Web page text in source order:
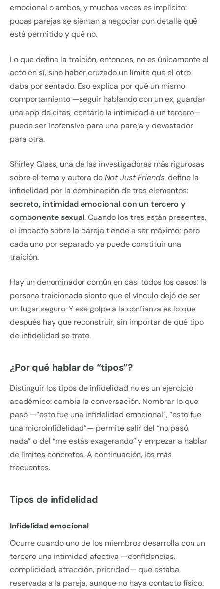
emocional o ambos, y muchas veces es implícito:
pocas parejas se sientan a negociar con detalle qué
está permitido y qué no.
Lo que define la traición, entonces, no es únicamente el
acto en sí, sino haber cruzado un límite que el otro
daba por sentado. Eso explica por qué un mismo
comportamiento —seguir hablando con un ex, guardar
una app de citas, contarle la intimidad a un tercero—
puede ser inofensivo para una pareja y devastador
para otra.
Shirley Glass, una de las investigadoras más rigurosas
sobre el tema y autora deNot Just Friends, define la
infidelidad por la combinación de tres elementos:
secreto, intimidad emocional con un tercero y
componente sexual. Cuando los tres están presentes,
el impacto sobre la pareja tiende a ser máximo; pero
cada uno por separado ya puede constituir una
traición.
Hay un denominador común en casi todos los casos: la
persona traicionada siente que el vínculo dejó de ser
un lugar seguro. Y ese golpe a la confianza es lo que
después hay que reconstruir, sin importar de qué tipo
de infidelidad se trate.
¿Por qué hablar de “tipos”?
Distinguir los tipos de infidelidad no es un ejercicio
académico: cambia la conversación. Nombrar lo que
pasó —“esto fue una infidelidad emocional”, “esto fue
una microinfidelidad”— permite salir del “no pasó
nada” o del “me estás exagerando” y empezar a hablar
de límites concretos. A continuación, los más
frecuentes.
Tipos de infidelidad
Infidelidad emocional
Ocurre cuando uno de los miembros desarrolla con un
tercero una intimidad afectiva —confidencias,
complicidad, atracción, prioridad— que estaba
reservada a la pareja, aunque no haya contacto físico.